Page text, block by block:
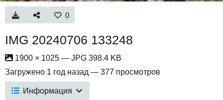
0
IMG 20240706 133248
1900 × 1025 — JPG 398.4 KB
Загружено 1 год назад — 377 просмотров
Информация